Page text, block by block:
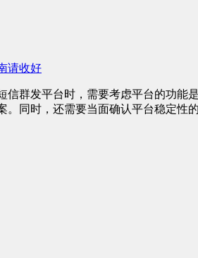
请收好
群发平台时，需要考虑平台的功
同时，还需要当面确认平台稳定性